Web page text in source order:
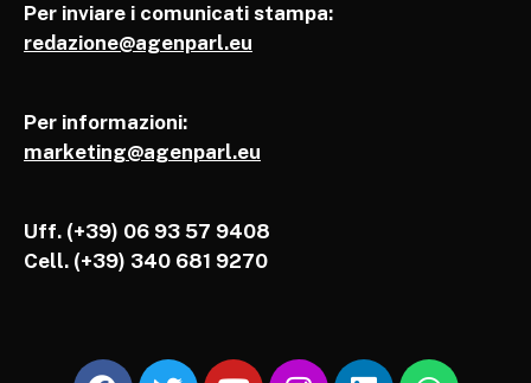
Per inviare i comunicati stampa:
redazione@agenparl.eu
Per informazioni:
marketing@agenparl.eu
Uff. (+39) 06 93 57 9408
Cell. (+39) 340 681 9270